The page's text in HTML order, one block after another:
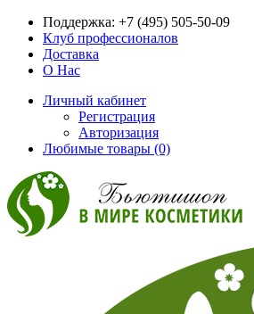
Поддержка: +7 (495) 505-50-09
Клуб профессионалов
Доставка
О Нас
Личный кабинет
Регистрация
Авторизация
Любимые товары (0)